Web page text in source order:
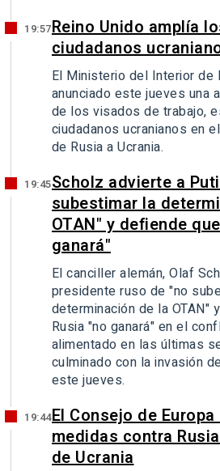
19:57Reino Unido amplía
ciudadanos
El Ministerio del Interior de
anunciado este jueves una
de los visados de trabajo,
ciudadanos ucranianos en
de Rusia a Ucrania.
19:45Scholz advierte a
subestimar la
OTAN" y defiende
ganará"
El canciller alemán, Olaf
presidente ruso de "no
determinación de la OTAN"
Rusia "no ganará" en el
alimentado en las últimas
culminado con la invasión
este jueves.
19:44El Consejo de
medidas contra
de Ucrania